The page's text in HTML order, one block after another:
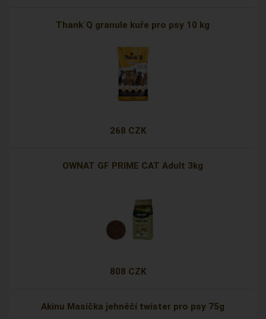
Thank´Q granule kuře pro psy 10 kg
268 CZK
OWNAT GF PRIME CAT Adult 3kg
808 CZK
Akinu Masíčka jehněčí twister pro psy 75g